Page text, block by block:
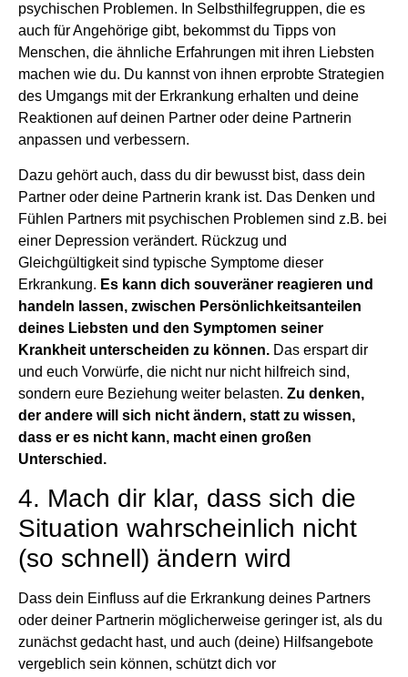
psychischen Problemen. In Selbsthilfegruppen, die es
auch für Angehörige gibt, bekommst du Tipps von
Menschen, die ähnliche Erfahrungen mit ihren Liebsten
machen wie du. Du kannst von ihnen erprobte Strategien
des Umgangs mit der Erkrankung erhalten und deine
Reaktionen auf deinen Partner oder deine Partnerin
anpassen und verbessern.
Dazu gehört auch, dass du dir bewusst bist, dass dein
Partner oder deine Partnerin krank ist. Das Denken und
Fühlen Partners mit psychischen Problemen sind z.B. bei
einer Depression verändert. Rückzug und
Gleichgültigkeit sind typische Symptome dieser
Erkrankung. Es kann dich souveräner reagieren und
handeln lassen, zwischen Persönlichkeitsanteilen
deines Liebsten und den Symptomen seiner
Krankheit unterscheiden zu können. Das erspart dir
und euch Vorwürfe, die nicht nur nicht hilfreich sind,
sondern eure Beziehung weiter belasten. Zu denken,
der andere will sich nicht ändern, statt zu wissen,
dass er es nicht kann, macht einen großen
Unterschied.
4. Mach dir klar, dass sich die
Situation wahrscheinlich nicht
(so schnell) ändern wird
Dass dein Einfluss auf die Erkrankung deines Partners
oder deiner Partnerin möglicherweise geringer ist, als du
zunächst gedacht hast, und auch (deine) Hilfsangebote
vergeblich sein können, schützt dich vor